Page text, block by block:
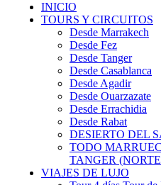
INICIO
TOURS Y CIRCUITOS
Desde Marrakech
Desde Fez
Desde Tanger
Desde Casablanca
Desde Agadir
Desde Ouarzazate
Desde Errachidia
Desde Rabat
DESIERTO DEL
TODO
TANGER
VIAJES DE LUJO